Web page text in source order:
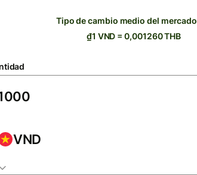
Tipo de cambio medio del mercado
₫1 VND = 0,001260 THB
VND